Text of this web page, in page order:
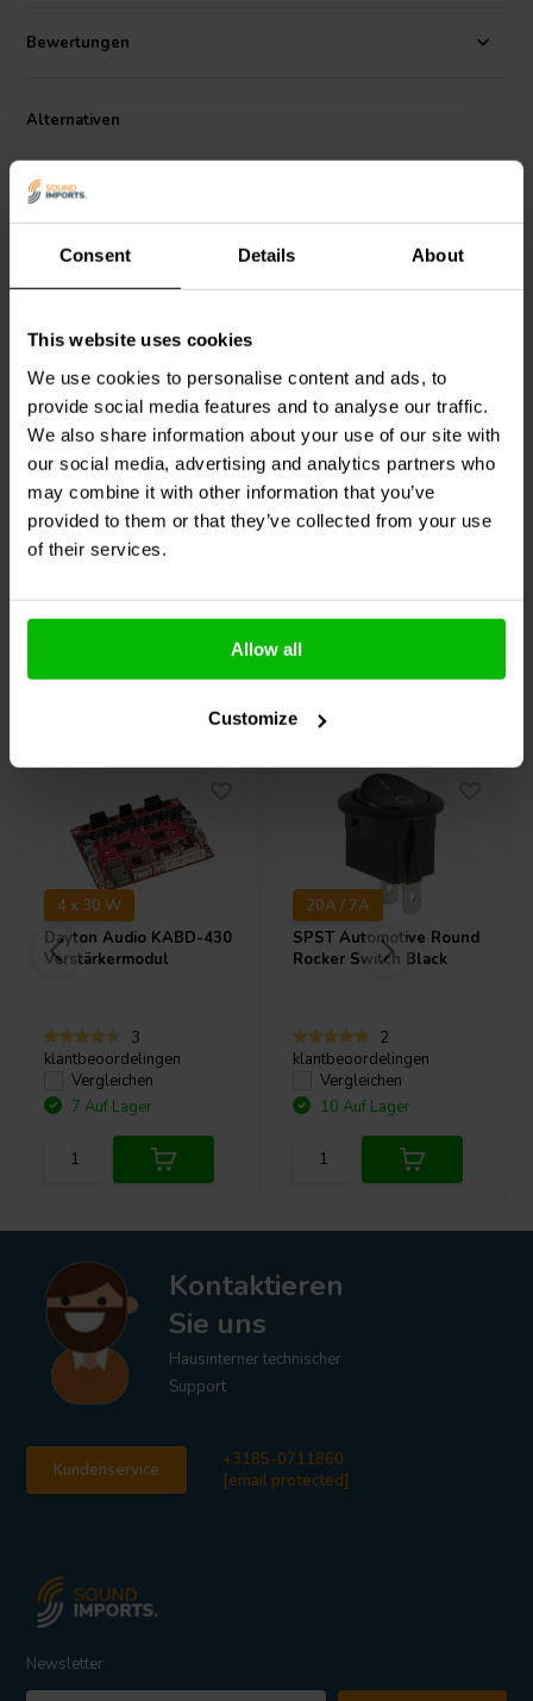
Consent Details About
This website uses cookies
We use cookies to personalise content and ads, to
provide social media features and to analyse our traffic.
We also share information about your use of our site with
our social media, advertising and analytics partners who
may combine it with other information that you’ve
provided to them or that they’ve collected from your use
of their services.
Allow all
Customize
Bewertungen
Alternativen
AH-101/SW
Universalgehäuse |
Schwarz | 103 x 36,5 x
107 mm
0
klantbeoordelingen
Vergleichen
1 Auf Lager
Monacor
AH-62/SW
Universalgehäuse |
Schwarz | 65 x 36,5 x 167
mm
1
klantbeoordelingen
Vergleichen
4 x 30 W
Dayton Audio KABD-430
Verstärkermodul
3
klantbeoordelingen
Vergleichen
7 Auf Lager
20A / 7A
SPST Automotive Round
Rocker Switch Black
2
klantbeoordelingen
Vergleichen
10 Auf Lager
Kontaktieren
Sie uns
Hausinterner technischer
Support
Kundenservice
+3185-0711860
[email protected]
Newsletter